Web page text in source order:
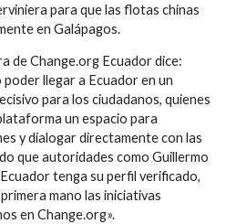
para que las flotas chinas
en Galápagos.
de Change.org Ecuador dice:
llegar a Ecuador en un
para los ciudadanos, quienes
un espacio para
y dialogar directamente con las
que autoridades como Guillermo
tenga su perfil verificado,
mano las iniciativas
en Change.org».